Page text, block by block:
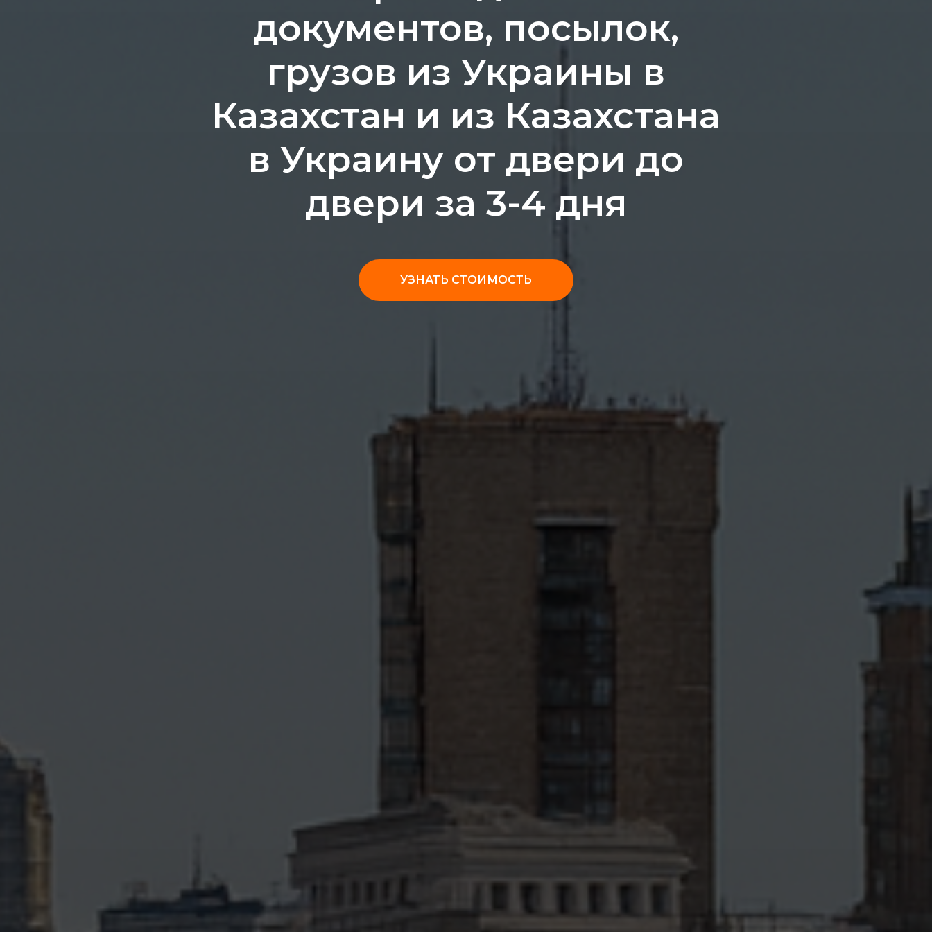
документов, посылок,
грузов из Украины в
Казахстан и из Казахстана
в Украину от двери до
двери за 3-4 дня
УЗНАТЬ СТОИМОСТЬ